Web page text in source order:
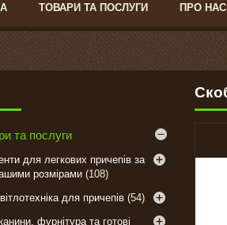
ТОВАРИ ТА ПОСЛУГИ ПРО НАС
та послуги
для легкових причепів за
розмірами 108
для причепів 54
фурнітура та готові